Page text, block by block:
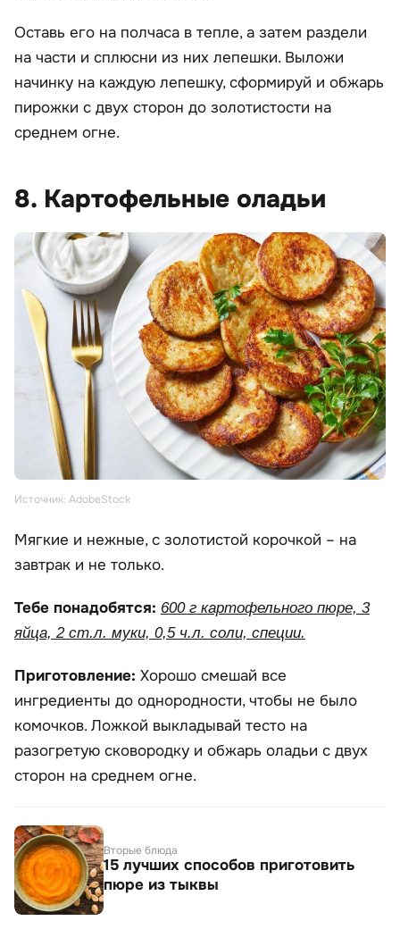
Оставь его на полчаса в тепле, а затем раздели
на части и сплюсни из них лепешки. Выложи
начинку на каждую лепешку, сформируй и обжарь
пирожки с двух сторон до золотистости на
среднем огне.
8. Картофельные оладьи
Источник: AdobeStock
Мягкие и нежные, с золотистой корочкой – на
завтрак и не только.
Тебе понадобятся: 600 г картофельного пюре, 3
яйца, 2 ст.л. муки, 0,5 ч.л. соли, специи.
Приготовление: Хорошо смешай все
ингредиенты до однородности, чтобы не было
комочков. Ложкой выкладывай тесто на
разогретую сковородку и обжарь оладьи с двух
сторон на среднем огне.
Вторые блюда
15 лучших способов приготовить
пюре из тыквы